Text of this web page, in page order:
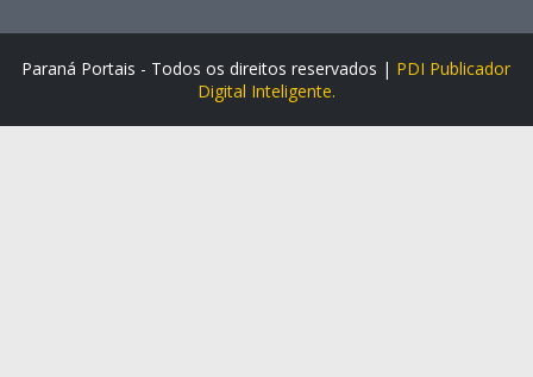
Paraná Portais - Todos os direitos reservados | PDI Publicador
Digital Inteligente.